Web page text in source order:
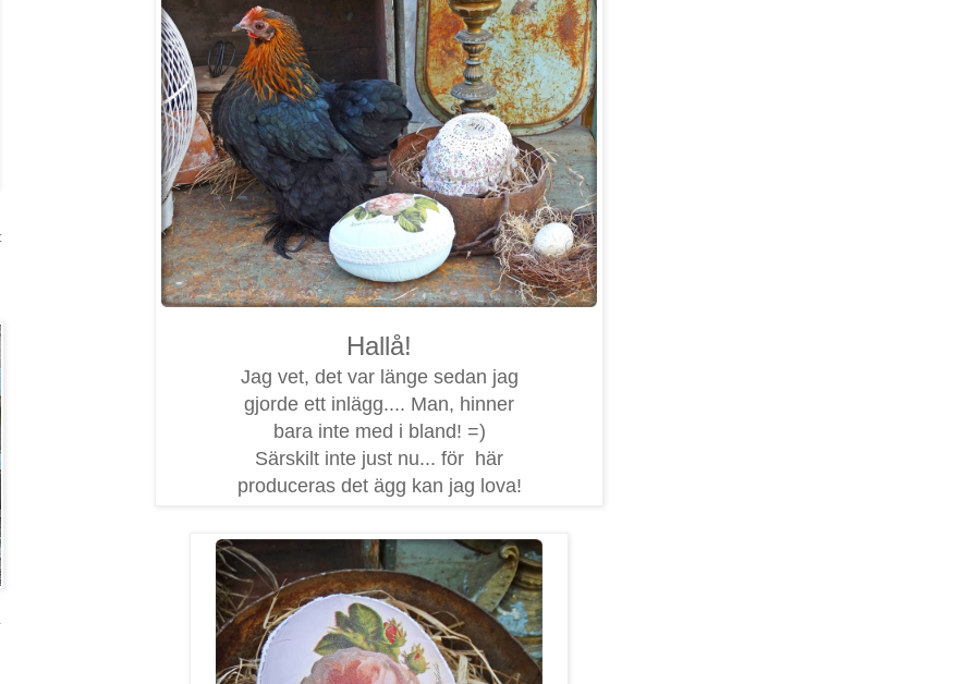
Hallå!
Jag vet, det var länge sedan jag
gjorde ett inlägg.... Man, hinner
bara inte med i bland! =)
Särskilt inte just nu... för här
produceras det ägg kan jag lova!